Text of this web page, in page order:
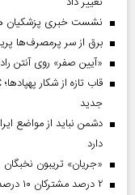
نشست خبری پزشکیان
برق از سر پرمصرف‌ها
«آیین صفر» روی آنتن رادیو نمایش؛ ۶ روایت از
جدید
دشمن نباید از مواضع
دارد
«جریان» تریبون نخبگان
۲